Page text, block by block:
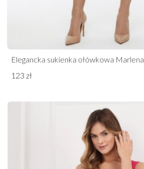
Elegancka sukienka ołówkowa Marlena
123 zł